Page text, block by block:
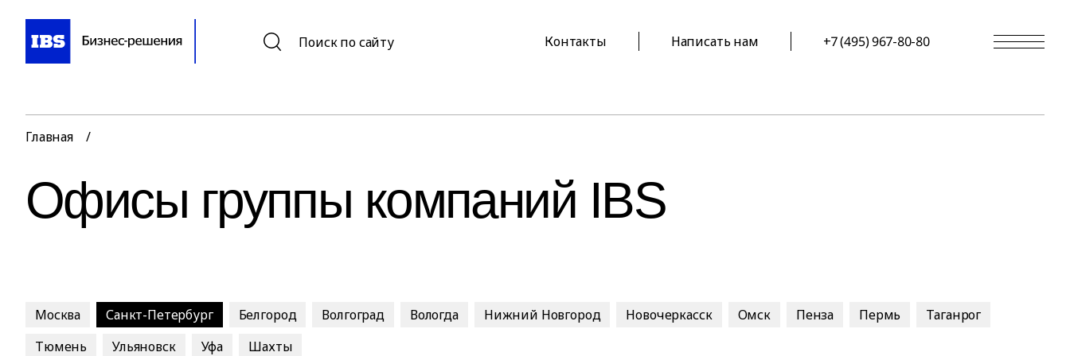
Поиск по сайту Контакты Написать нам +7 (495) 967-80-80
Главная /
Офисы группы компаний IBS
Москва Санкт-Петербург Белгород Волгоград Вологда Нижний Новгород Новочеркасск Омск Пенза Пермь
Таганрог
Тюмень
Ульяновск Уфа Шахты